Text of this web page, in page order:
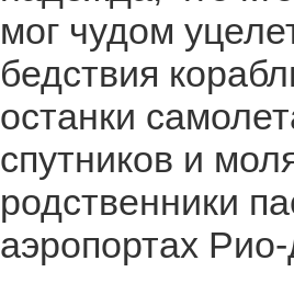
мог чудом
бедствия
останки
спутников и
родственники
аэропортах